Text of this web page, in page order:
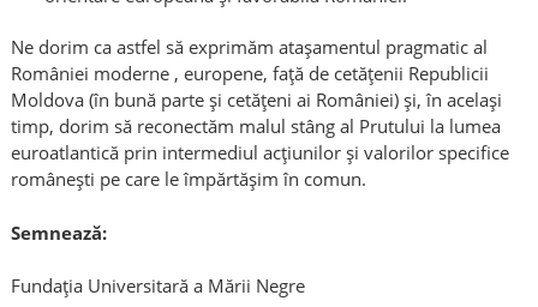
Ne dorim ca astfel să exprimăm atașamentul pragmatic al
României moderne , europene, față de cetățenii Republicii
Moldova (în bună parte și cetățeni ai României) și, în același
timp, dorim să reconectăm malul stâng al Prutului la lumea
euroatlantică prin intermediul acțiunilor și valorilor specifice
românești pe care le împărtășim în comun.
Semnează:
Fundaţia Universitară a Mării Negre